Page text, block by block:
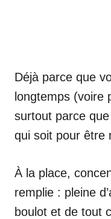
Déjà parce que
longtemps (voire
surtout parce
qui soit pour être
À la place,
remplie : pleine
boulot et de tout